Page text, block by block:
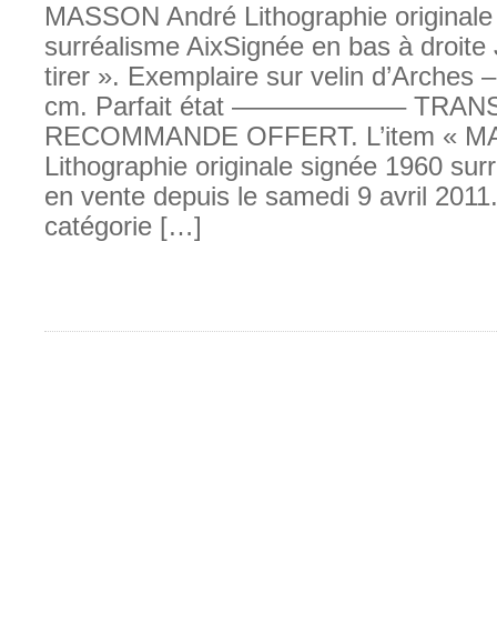
MASSON André Lithographie
surréalisme AixSignée en bas à
tirer ». Exemplaire sur velin d’Arches
cm. Parfait état ——————–
RECOMMANDE OFFERT. L’item «
Lithographie originale signée 1960
en vente depuis le samedi 9 avril
catégorie […]